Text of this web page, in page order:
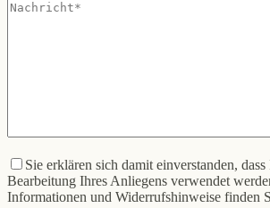
Sie erklären sich damit einverstanden,
Bearbeitung Ihres Anliegens verwendet
Informationen und Widerrufshinweise finden